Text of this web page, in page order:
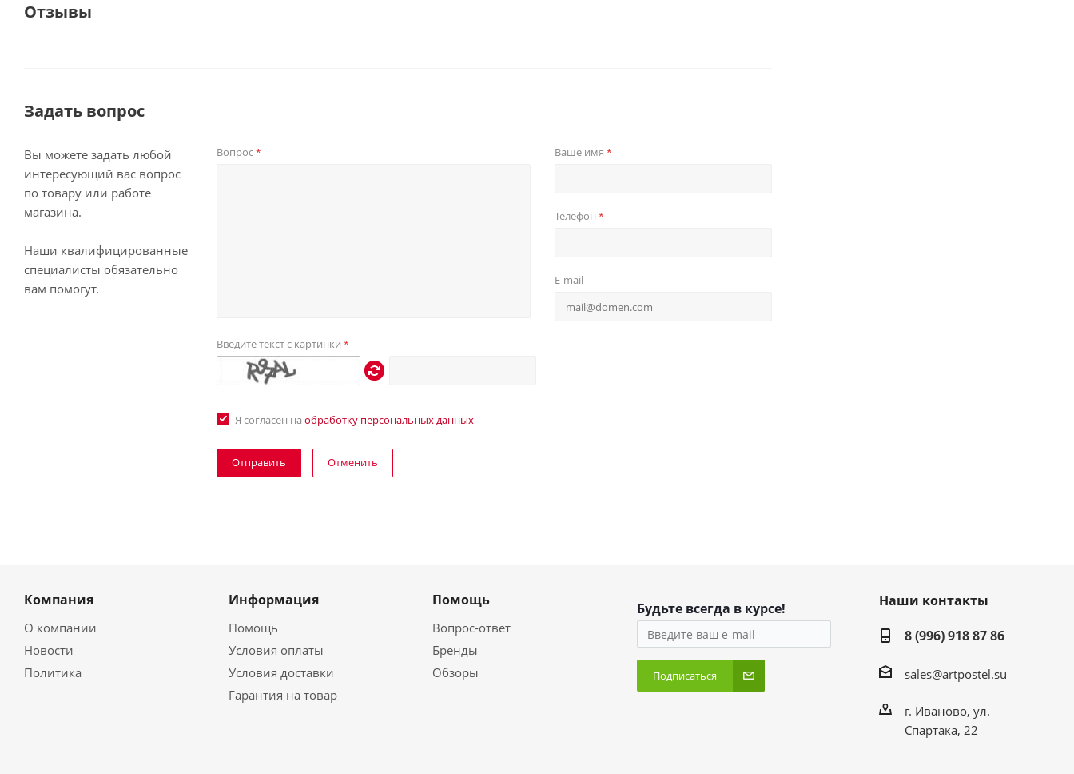
Отзывы
Задать вопрос
Вы можете задать любой
интересующий вас вопрос
по товару или работе
магазина.
Наши квалифицированные
специалисты обязательно
вам помогут.
Вопрос* Ваше имя *
Телефон *
E-mail
Введите текст с картинки*
Я согласен наобработку персональных данных
Отменить
Компания
О компании
Новости
Политика
Информация
Помощь
Условия оплаты
Условия доставки
Гарантия на товар
Помощь
Вопрос-ответ
Бренды
Обзоры
Будьте всегда в курсе!
Подписаться
Наши контакты
8 (996) 918 87 86
sales@artpostel.su
г. Иваново, ул.
Спартака, 22